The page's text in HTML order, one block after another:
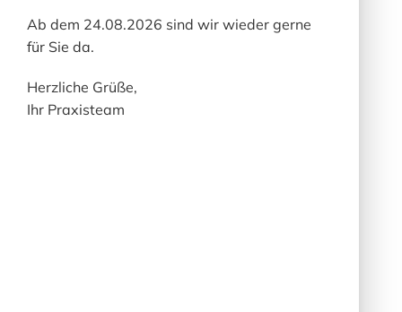
Rechtsverletzungen werden wir diese
Inhalte umgehend entfernen.
Haftung für Links
Unser Angebot enthält Links zu externen
Ab dem 24.08.2026 sind wir wieder gerne
für Sie da.
Herzliche Grüße,
Ihr Praxisteam